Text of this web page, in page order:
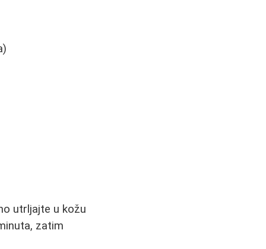
utrljajte u kožu
zatim